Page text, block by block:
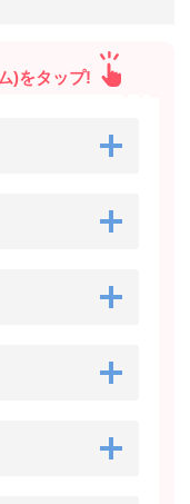
)をタップ!